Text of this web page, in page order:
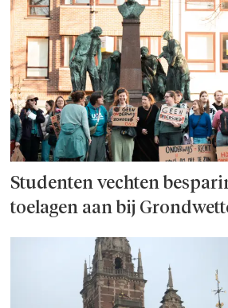
Studenten vechten
toelagen aan bij